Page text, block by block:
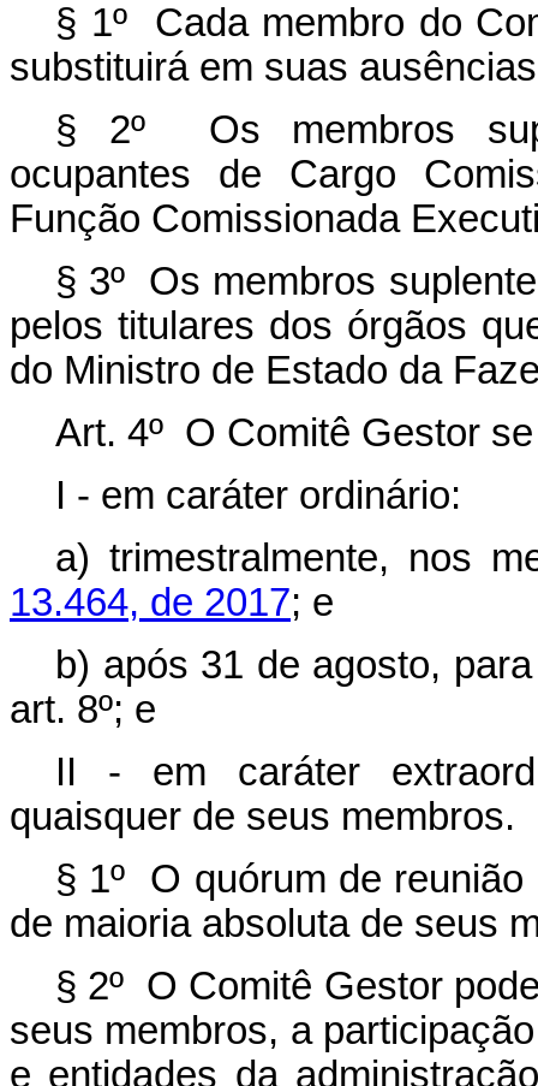
§ 1º Cada membro do
substituirá em suas
§ 2º Os membros
ocupantes de Cargo
Função Comissionada
§ 3º Os membros
pelos titulares dos órgãos
do Ministro de Estado da
Art. 4º O Comitê Gestor
I - em caráter ordinário:
a) trimestralmente, nos
13.464, de 2017; e
b) após 31 de agosto,
art. 8º; e
II - em caráter
quaisquer de seus membros.
§ 1º O quórum de
de maioria absoluta de seus
§ 2º O Comitê Gestor
seus membros, a
e entidades da